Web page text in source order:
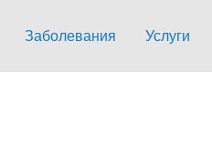
Заболевания Услуги